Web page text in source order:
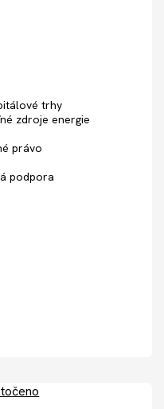
trhy
zdroje energie
právo
podpora